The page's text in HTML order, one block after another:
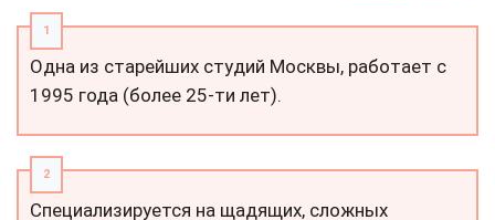
Одна из старейших студий Москвы, работает с
1995 года (более 25-ти лет).
Специализируется на щадящих, сложных